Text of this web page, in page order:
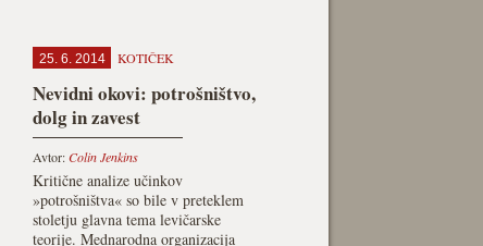
25. 6. 2014 KOTIČEK
Nevidni okovi: potrošništvo,
dolg in zavest
Avtor:Colin Jenkins
Kritične analize učinkov
»potrošništva« so bile v preteklem
stoletju glavna tema levičarske
teorije. Mednarodna organizacija